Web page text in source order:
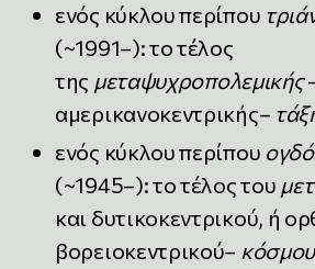
ενός κύκλου περίπου
(~1991–): το τέλος
της μεταψυχροπολεμικής
αμερικανοκεντρικής–
ενός κύκλου περίπου
(~1945–): το τέλος του
και δυτικοκεντρικού, ή
βορειοκεντρικού– κόσμου